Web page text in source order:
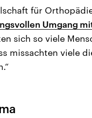
für
Umgang
sich so viele
missachten viele